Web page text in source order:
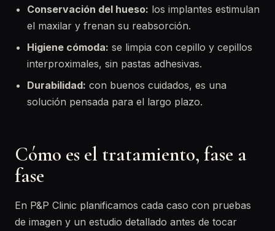
Conservación del hueso: los implantes estimulan
el maxilar y frenan su reabsorción.
Higiene cómoda: se limpia con cepillo y cepillos
interproximales, sin pastas adhesivas.
Durabilidad: con buenos cuidados, es una
solución pensada para el largo plazo.
Cómo es el tratamiento, fase a
fase
En P&P Clinic planificamos cada caso con pruebas
de imagen y un estudio detallado antes de tocar